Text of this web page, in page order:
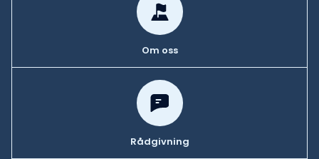
Om oss
Rådgivning